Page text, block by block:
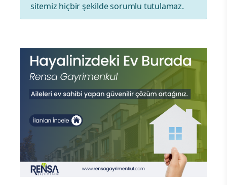
sitemiz hiçbir şekilde sorumlu tutulamaz.